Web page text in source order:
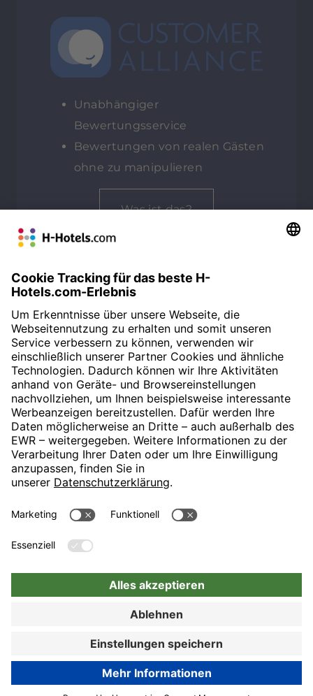
Unabhängiger
Bewertungsservice
Bewertungen von realen Gästen
ohne zu manipulieren
Was ist das?
GESAMTBEWERTUNG
Customer Alliance 92%
Folgt H-Hotels.com für News und Infos auf folgenden Seiten